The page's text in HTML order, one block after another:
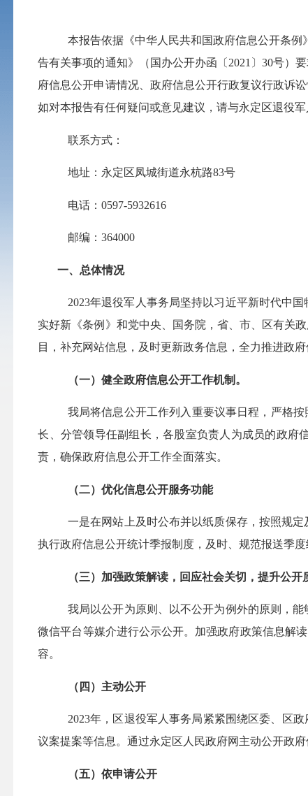
本报告依据《中华人民共和国政府信息公开条例
告有关事项的通知》（国办公开办函〔2021〕30号）
府信息公开申请情况、政府信息公开行政复议行政诉
如对本报告有任何疑问或意见建议，请与永定区退役军
联系方式：
地址：永定区凤城街道永杭路83号
电话： 0597-5932616
邮编： 364000
一、总体情况
2023年退役军人事务局坚持以习近平新时代中
实好新《条例》和党中央、国务院，省、市、区有关
目，补充网站信息，及时更新政务信息，全力推进政
（一）健全政府信息公开工作机制。
我局将信息公开工作列入重要议事日程，严格
长、分管领导任副组长，各股室负责人为成员的政府
责，确保政府信息公开工作全面落实。
（二）优化信息公开服务功能
一是在网站上及时公布并以纸质保存，按照规
执行政府信息公开统计季报制度，及时、规范报送季
（三）加强政策解读，回应社会关切，提升公开
我局以公开为原则、以不公开为例外的原则，
微信平台等媒介进行公示公开。加强政府政策信息解
容。
（四）主动公开
2023年，区退役军人事务局紧紧围绕区委、区
议案提案等信息。通过永定区人民政府网主动公开政
（五）依申请公开